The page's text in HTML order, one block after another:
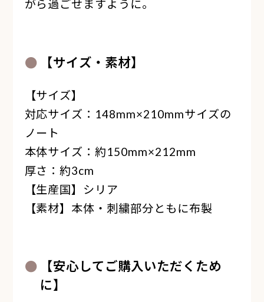
がら過ごせますように。
【サイズ・素材】
【サイズ】
対応サイズ：148mm×210mmサイズの
ノート
本体サイズ：約150mm×212mm
厚さ：約3cm
【生産国】シリア
【素材】本体・刺繍部分ともに布製
【安心してご購入いただくため
に】